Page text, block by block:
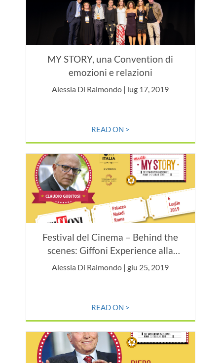
MY STORY, una Convention di
emozioni e relazioni
Alessia Di Raimondo | lug 17, 2019
READ ON >
Festival del Cinema – Behind the
scenes: Giffoni Experience alla
28esima Convention MPI Italia
Alessia Di Raimondo | giu 25, 2019
READ ON >